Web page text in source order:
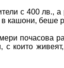
с 400 лв.,
в кашони, беше
почасова
които